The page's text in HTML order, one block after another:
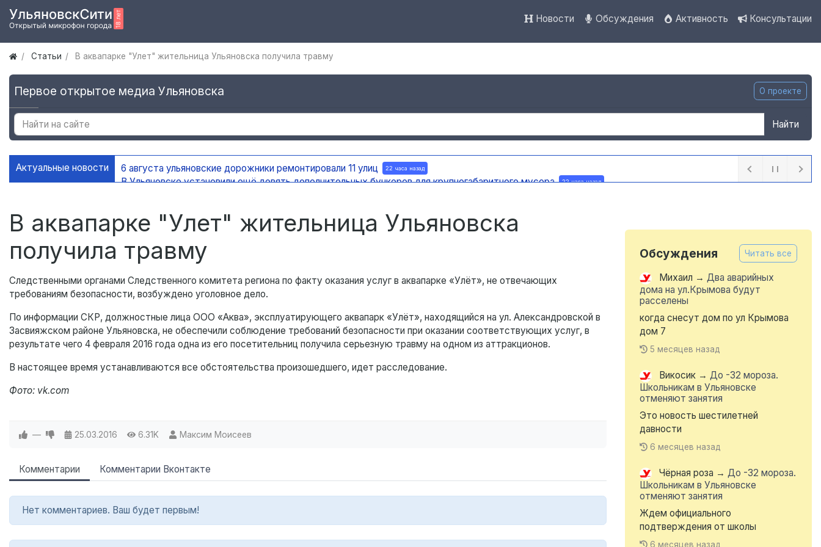
Новости Обсуждения Активность Консультации
Статьи В аквапарке "Улет" жительница Ульяновска получила травму
Первое открытое медиа Ульяновска О проекте
Найти
Актуальные новости 6 августа ульяновские дорожники ремонтировали 11 улиц 22 часа назад
В Ульяновске установили ещё девять дополнительных бункеров для крупногабаритного мусора 22 часа назад
В аквапарке "Улет" жительница Ульяновска
получила травму
Следственными органами Следственного комитета региона по факту оказания услуг в аквапарке «Улёт», не отвечающих
требованиям безопасности, возбуждено уголовное дело.
По информации СКР, должностные лица ООО «Аква», эксплуатирующего аквапарк «Улёт», находящийся на ул. Александровской в
Засвияжском районе Ульяновска, не обеспечили соблюдение требований безопасности при оказании соответствующих услуг, в
результате чего 4 февраля 2016 года одна из его посетительниц получила серьезную травму на одном из аттракционов.
В настоящее время устанавливаются все обстоятельства произошедшего, идет расследование.
Фото: vk.com
— 25.03.2016 6.31K Максим Моисеев
Комментарии Комментарии Вконтакте
Нет комментариев. Ваш будет первым!
Обсуждения Читать все
Михаил → Два аварийных
дома на ул.Крымова будут
расселены
когда снесут дом по ул Крымова
дом 7
5 месяцев назад
Викосик → До -32 мороза.
Школьникам в Ульяновске
отменяют занятия
Это новость шестилетней
давности
6 месяцев назад
Чёрная роза → До -32 мороза.
Школьникам в Ульяновске
отменяют занятия
Ждем официального
подтверждения от школы
6 месяцев назад